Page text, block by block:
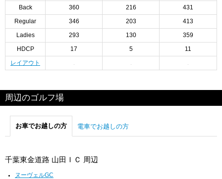
Back 360 216 431
Regular 346 203 413
Ladies 293 130 359
HDCP 17 5 11
レイアウト
周辺のゴルフ場
お車でお越しの方 電車でお越しの方
千葉東金道路 山田ＩＣ 周辺
ヌーヴェルGC